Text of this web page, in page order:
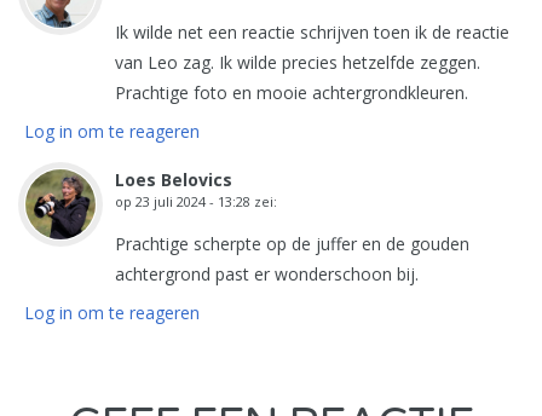
Ik wilde net een reactie schrijven toen ik de reactie
van Leo zag. Ik wilde precies hetzelfde zeggen.
Prachtige foto en mooie achtergrondkleuren.
Log in om te reageren
Loes Belovics
op 23 juli 2024 - 13:28 zei:
Prachtige scherpte op de juffer en de gouden
achtergrond past er wonderschoon bij.
Log in om te reageren